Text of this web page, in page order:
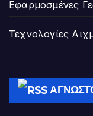
Εφαρμοσμένες
Τεχνολογίες